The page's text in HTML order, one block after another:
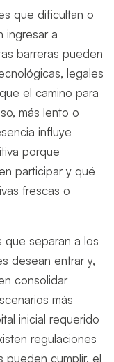
que dificultan o
ingresar a
barreras pueden
legales
el camino para
más lento o
influye
porque
participar y qué
frescas o
que separan a los
desean entrar y,
consolidar
más
inicial requerido
regulaciones
pueden cumplir, el